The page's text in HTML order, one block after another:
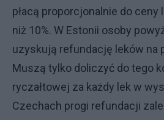
płacą proporcjonalnie do ceny
niż 10%. W Estonii osoby
uzyskują refundację leków na
Muszą tylko doliczyć do tego
ryczałtowej za każdy lek w
Czechach progi refundacji